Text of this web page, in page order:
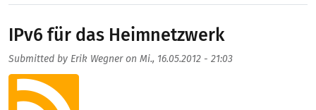
IPv6 für das Heimnetzwerk
Submitted by Erik Wegneron Mi., 16.05.2012 - 21:03
Aufmacherbild